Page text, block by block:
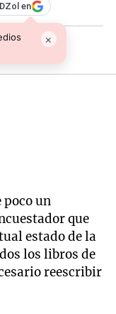
en
×
poco un
que
estado de la
los libros de
reescribir